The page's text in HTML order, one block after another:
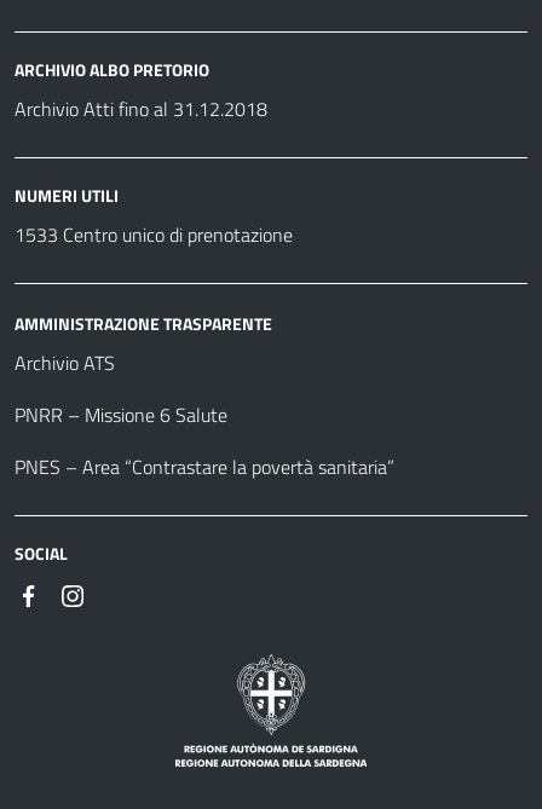
ARCHIVIO ALBO PRETORIO
Archivio Atti fino al 31.12.2018
NUMERI UTILI
1533 Centro unico di prenotazione
AMMINISTRAZIONE TRASPARENTE
Archivio ATS
PNRR – Missione 6 Salute
PNES – Area “Contrastare la povertà sanitaria”
SOCIAL